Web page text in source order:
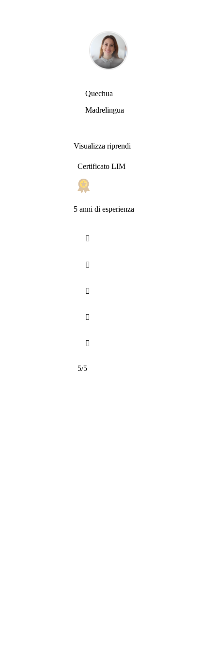
Quechua
Madrelingua
Visualizza riprendi
Certificato LIM
5 anni di esperienza





5/5